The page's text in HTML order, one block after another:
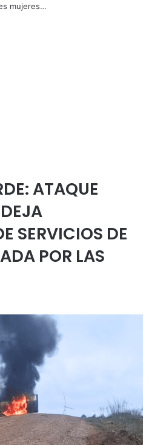
mujeres…
ATAQUE
SERVICIOS DE
POR LAS